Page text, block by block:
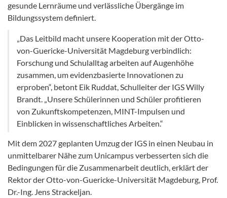
gesunde Lernräume und verlässliche Übergänge im
Bildungssystem definiert.
„Das Leitbild macht unsere Kooperation mit der Otto-
von-Guericke-Universität Magdeburg verbindlich:
Forschung und Schulalltag arbeiten auf Augenhöhe
zusammen, um evidenzbasierte Innovationen zu
erproben“, betont Eik Ruddat, Schulleiter der IGS Willy
Brandt. „Unsere Schülerinnen und Schüler profitieren
von Zukunftskompetenzen, MINT-Impulsen und
Einblicken in wissenschaftliches Arbeiten.“
Mit dem 2027 geplanten Umzug der IGS in einen Neubau in
unmittelbarer Nähe zum Unicampus verbesserten sich die
Bedingungen für die Zusammenarbeit deutlich, erklärt der
Rektor der Otto-von-Guericke-Universität Magdeburg, Prof.
Dr.-Ing. Jens Strackeljan.